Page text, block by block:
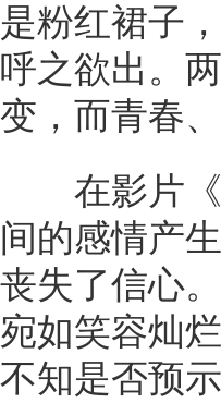
是粉红裙子
呼之欲出。
变，而青春
在影片《
间的感情产
丧失了信心
宛如笑容灿
不知是否预